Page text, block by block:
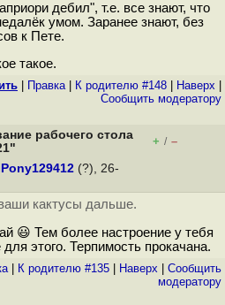
дебил", т.е. все знают, что
умом. Заранее знают, без
к Пете.
такое.
Правка| К родителю #148 Наверх
Cообщить модератору
рабочего стола
+ / –
(?), 26-
кактусы дальше.
😃 Тем более настроение у тебя
этого. Терпимость прокачана.
| К родителю #135 Наверх
Cообщить
модератору